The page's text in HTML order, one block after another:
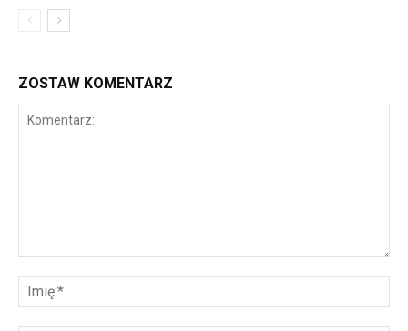
ZOSTAW KOMENTARZ